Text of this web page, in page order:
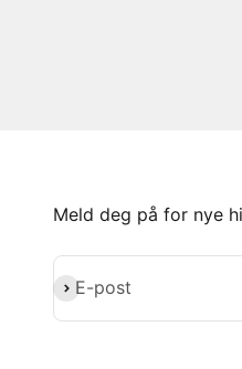
Meld deg på for nye
E-post
Abonner